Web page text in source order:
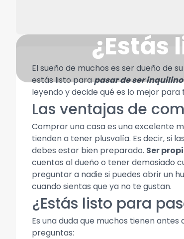
¿Estás
El sueño de muchos es ser dueño de
estás listo parapasar de ser
leyendo y decide qué es lo mejor para
Las ventajas de
Comprar una casa es una excelente
tienden a tener plusvalía. Es decir, si
debes estar bien preparado. Ser
cuentas al dueño o tener demasiado
preguntar a nadie si puedes abrir un
cuando sientas que ya no te gustan.
¿Estás listo para
Es una duda que muchos tienen
preguntas: